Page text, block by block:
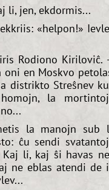
li, jen, ekdormis...
«helpon!»
Rodiono Kiriloviĉ.
en Moskvo
distrikto Streŝnev
la
la manojn sub
ĉu sendi
li, kaj ŝi havas
ne eblas atendi de